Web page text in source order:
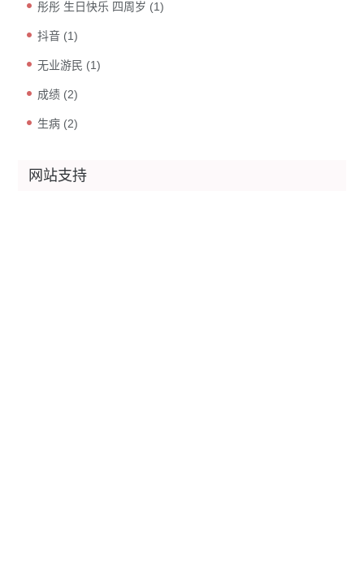
彤彤 生日快乐 四周岁 (1)
抖音 (1)
无业游民 (1)
成绩 (2)
生病 (2)
网站支持